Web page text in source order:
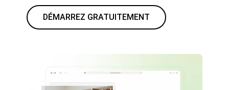
DÉMARREZ GRATUITEMENT